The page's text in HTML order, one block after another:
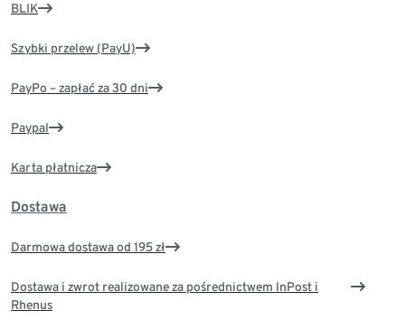
BLIK
Szybki przelew (PayU)
PayPo – zapłać za 30 dni
Paypal
Karta płatnicza
Dostawa
Darmowa dostawa od 195 zł
Dostawa i zwrot realizowane za pośrednictwem InPost i
Rhenus